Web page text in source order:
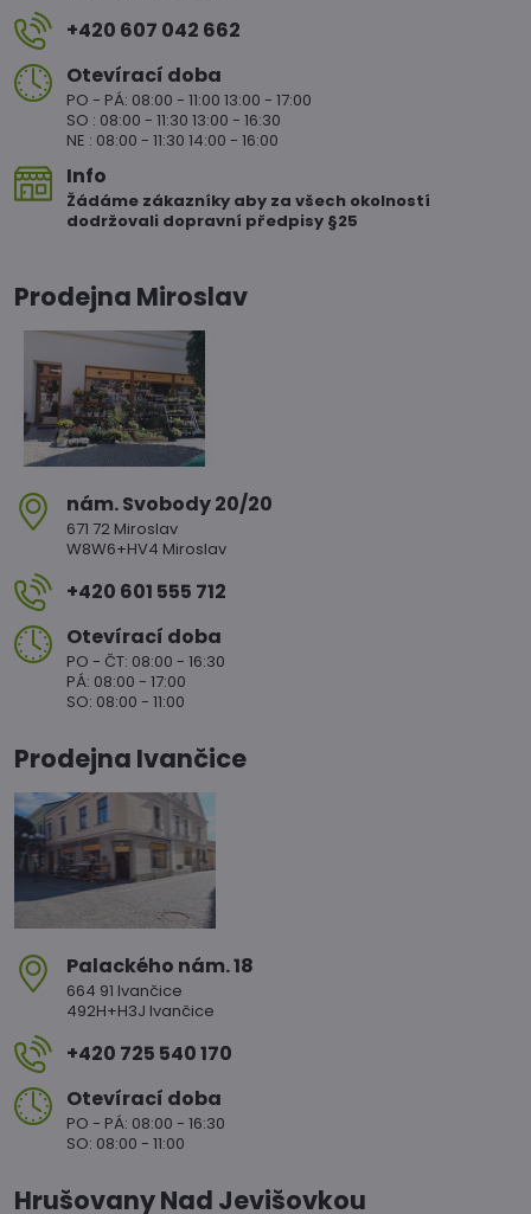
+420 607 042 662
Otevírací doba
PO - PÁ: 08:00 - 11:00 13:00 - 17:00
SO : 08:00 - 11:30 13:00 - 16:30
NE : 08:00 - 11:30 14:00 - 16:00
Info
Žádáme zákazníky aby za všech okolností
dodržovali dopravní předpisy §25
Prodejna Miroslav
nám​. Svobody 20/20
671 72 Miroslav
W8W6+HV4 Miroslav
+420 601 555 712
Otevírací doba
PO - ČT: 08:00 - 16:30
PÁ: 08:00 - 17:00
SO: 08:00 - 11:00
Prodejna Ivančice
Palackého nám​. 18
664 91 Ivančice
492H+H3J Ivančice
+420 725 540 170
Otevírací doba
PO - PÁ: 08:00 - 16:30
SO: 08:00 - 11:00
Hrušovany Nad Jevišovkou